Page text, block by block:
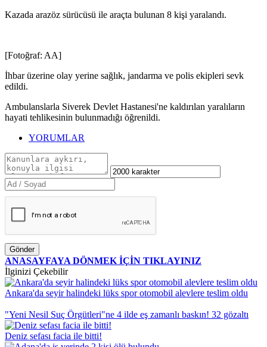
Kazada arazöz sürücüsü ile araçta bulunan 8 kişi yaralandı.
[Fotoğraf: AA]
İhbar üzerine olay yerine sağlık, jandarma ve polis ekipleri sevk
edildi.
Ambulanslarla Siverek Devlet Hastanesi'ne kaldırılan yaralıların
hayati tehlikesinin bulunmadığı öğrenildi.
YORUMLAR
Gönder
ANASAYFAYA DÖNMEK İÇİN TIKLAYINIZ
İlginizi Çekebilir
Ankara'da seyir halindeki lüks spor otomobil alevlere teslim oldu
"Yeni Nesil Suç Örgütleri"ne 4 ilde eş zamanlı baskın! 32 gözaltı
Deniz sefası facia ile bitti!